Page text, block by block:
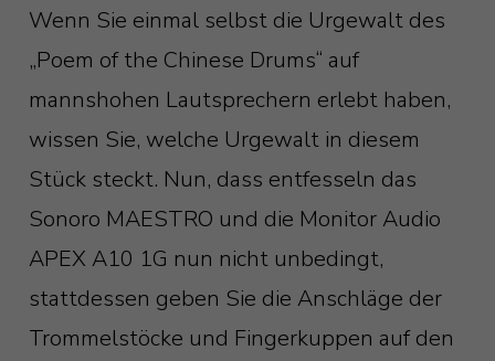
Wenn Sie einmal selbst die Urgewalt des
„Poem of the Chinese Drums“ auf
mannshohen Lautsprechern erlebt haben,
wissen Sie, welche Urgewalt in diesem
Stück steckt. Nun, dass entfesseln das
Sonoro MAESTRO und die Monitor Audio
APEX A10 1G nun nicht unbedingt,
stattdessen geben Sie die Anschläge der
Trommelstöcke und Fingerkuppen auf den